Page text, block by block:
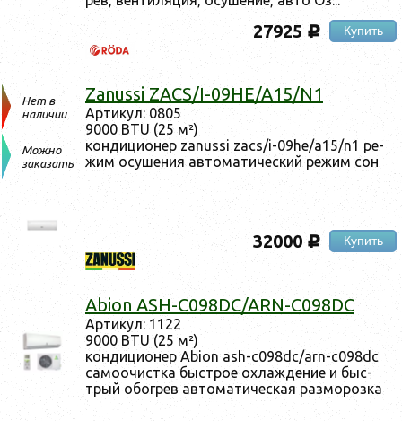
27925 c Купить
Нет в
наличии
Можно
заказать
Zanussi ZACS/I-09HE/A15/N1
Ар­ти­кул: 0805
9000 BTU (25 м²)
кон­ди­ци­онер zanussi zacs/i-09he/a15/n1 ре­
жим осу­шения ав­то­мати­чес­кий ре­жим сон
32000 c Купить
Abion ASH-C098DC/ARN-C098DC
Ар­ти­кул: 1122
9000 BTU (25 м²)
кон­ди­ци­онер Abion ash-c098dc/arn-c098dc
са­мо­очис­тка быс­трое ох­лажде­ние и быс­
трый обог­рев ав­то­мати­чес­кая раз­мо­роз­ка